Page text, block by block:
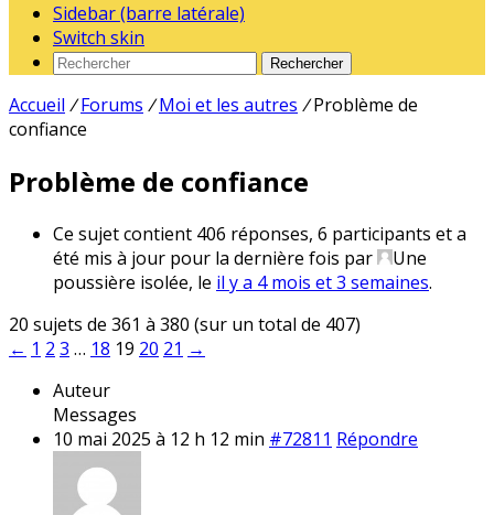
Sidebar (barre latérale)
Switch skin
Rechercher
Accueil / Forums / Moi et les autres / Problème de
confiance
Problème de confiance
Ce sujet contient 406 réponses, 6 participants et a
été mis à jour pour la dernière fois par
Une
poussière isolée, le il y a 4 mois et 3 semaines.
20 sujets de 361 à 380 (sur un total de 407)
← 1 2 3 … 18 19 20 21 →
Auteur
Messages
10 mai 2025 à 12 h 12 min #72811 Répondre